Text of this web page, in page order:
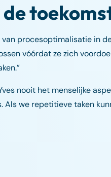
procesoptimalisatie in
vóórdat ze zich
nooit het menselijke
Als we repetitieve taken